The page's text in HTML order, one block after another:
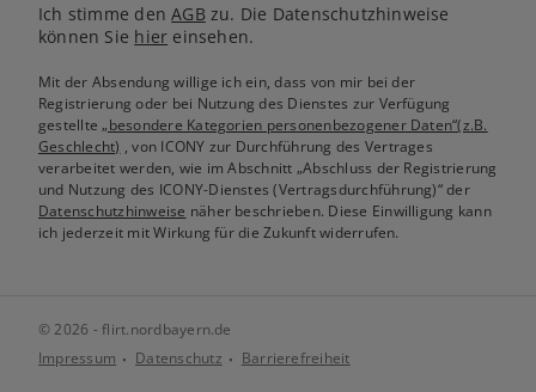
Ich stimme denAGB zu. Die Datenschutzhinweise
können Sie hier einsehen.
Mit der Absendung willige ich ein, dass von mir bei der
Registrierung oder bei Nutzung des Dienstes zur Verfügung
gestellte„besondere Kategorien personenbezogener Daten“(z.B.
Geschlecht) , von ICONY zur Durchführung des Vertrages
verarbeitet werden, wie im Abschnitt „Abschluss der Registrierung
und Nutzung des ICONY-Dienstes (Vertragsdurchführung)“ der
Datenschutzhinweise näher beschrieben. Diese Einwilligung kann
ich jederzeit mit Wirkung für die Zukunft widerrufen.
© 2026 - flirt.nordbayern.de
Impressum
Datenschutz Barrierefreiheit